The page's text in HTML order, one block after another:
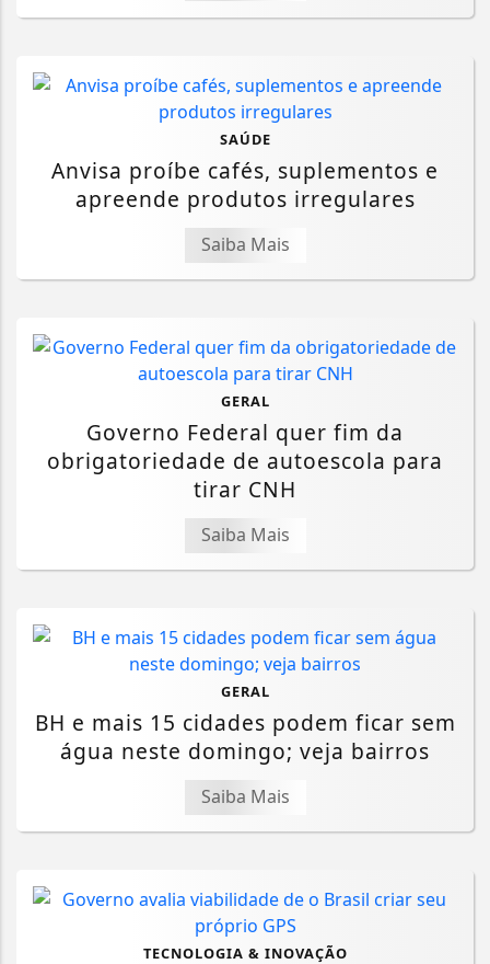
SAÚDE
Anvisa proíbe cafés, suplementos e
apreende produtos irregulares
Saiba Mais
GERAL
Governo Federal quer fim da
obrigatoriedade de autoescola para
tirar CNH
Saiba Mais
GERAL
BH e mais 15 cidades podem ficar sem
água neste domingo; veja bairros
Saiba Mais
TECNOLOGIA & INOVAÇÃO